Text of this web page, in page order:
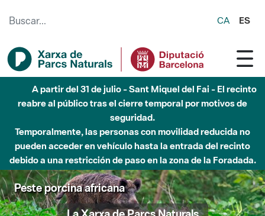
CA ES
A partir del 31 de julio - Sant Miquel del Fai - El recinto
reabre al público tras el cierre temporal por motivos de
seguridad.
Temporalmente, las personas con movilidad reducida no
pueden acceder en vehículo hasta la entrada del recinto
debido a una restricción de paso en la zona de la Foradada.
Peste porcina africana